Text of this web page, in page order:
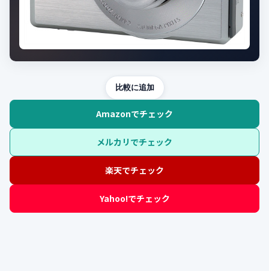
比較に追加
Amazonでチェック
メルカリでチェック
楽天でチェック
Yahoo!でチェック